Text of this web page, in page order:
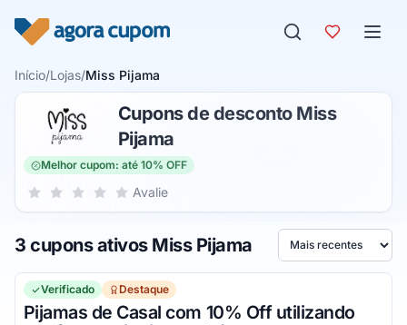
Início/Lojas/Miss Pijama
Cupons de desconto Miss
Pijama
Melhor cupom: até 10% OFF
Sua nota para Miss Pijama, de 1 a 5 estrelas
5 estrelas
4 estrelas
3 estrelas
2 estrelas
1 estrela Avalie
3 cupons ativos Miss Pijama Ordenar por
Verificado Destaque
Pijamas de Casal com 10% Off utilizando